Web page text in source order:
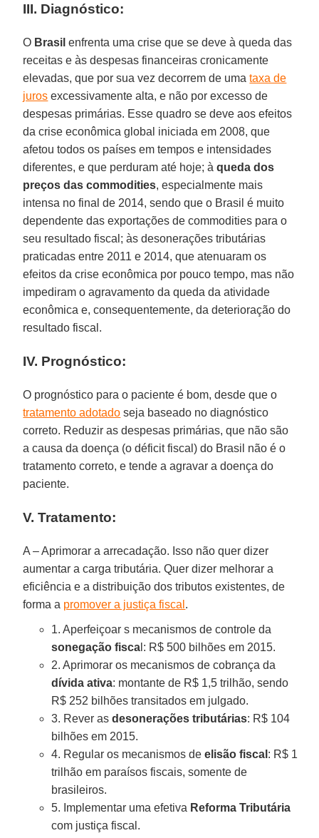
III. Diagnóstico:
O Brasil enfrenta uma crise que se deve à queda das
receitas e às despesas financeiras cronicamente
elevadas, que por sua vez decorrem de umataxa de
juros excessivamente alta, e não por excesso de
despesas primárias. Esse quadro se deve aos efeitos
da crise econômica global iniciada em 2008, que
afetou todos os países em tempos e intensidades
diferentes, e que perduram até hoje; àqueda dos
preços das commodities, especialmente mais
intensa no final de 2014, sendo que o Brasil é muito
dependente das exportações de commodities para o
seu resultado fiscal; às desonerações tributárias
praticadas entre 2011 e 2014, que atenuaram os
efeitos da crise econômica por pouco tempo, mas não
impediram o agravamento da queda da atividade
econômica e, consequentemente, da deterioração do
resultado fiscal.
IV. Prognóstico:
O prognóstico para o paciente é bom, desde que o
tratamento adotado seja baseado no diagnóstico
correto. Reduzir as despesas primárias, que não são
a causa da doença (o déficit fiscal) do Brasil não é o
tratamento correto, e tende a agravar a doença do
paciente.
V. Tratamento:
A – Aprimorar a arrecadação. Isso não quer dizer
aumentar a carga tributária. Quer dizer melhorar a
eficiência e a distribuição dos tributos existentes, de
forma a promover a justiça fiscal .
1. Aperfeiçoar s mecanismos de controle da
sonegação fisca l: R$ 500 bilhões em 2015.
2. Aprimorar os mecanismos de cobrança da
dívida ativa: montante de R$ 1,5 trilhão, sendo
R$ 252 bilhões transitados em julgado.
3. Rever asdesonerações tributárias: R$ 104
bilhões em 2015.
4. Regular os mecanismos deelisão fiscal : R$ 1
trilhão em paraísos fiscais, somente de
brasileiros.
5. Implementar uma efetiva Reforma Tributária
com justiça fiscal.